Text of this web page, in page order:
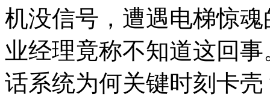
机没信号，遭遇电梯惊
业经理竟称不知道这回
话系统为何关键时刻卡